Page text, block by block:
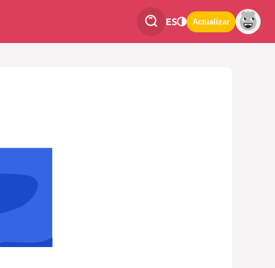
ES Actualizar